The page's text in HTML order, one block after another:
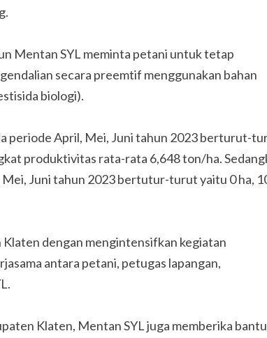
Mentan SYL meminta petani untuk tetap
secara preemtif menggunakan bahan
biologi).
periode April, Mei, Juni tahun 2023 berturut-
produktivitas rata-rata 6,648 ton/ha.
Juni tahun 2023 bertutur-turut yaitu 0 ha,
Klaten dengan mengintensifkan kegiatan
antara petani, petugas lapangan,
Klaten, Mentan SYL juga memberika